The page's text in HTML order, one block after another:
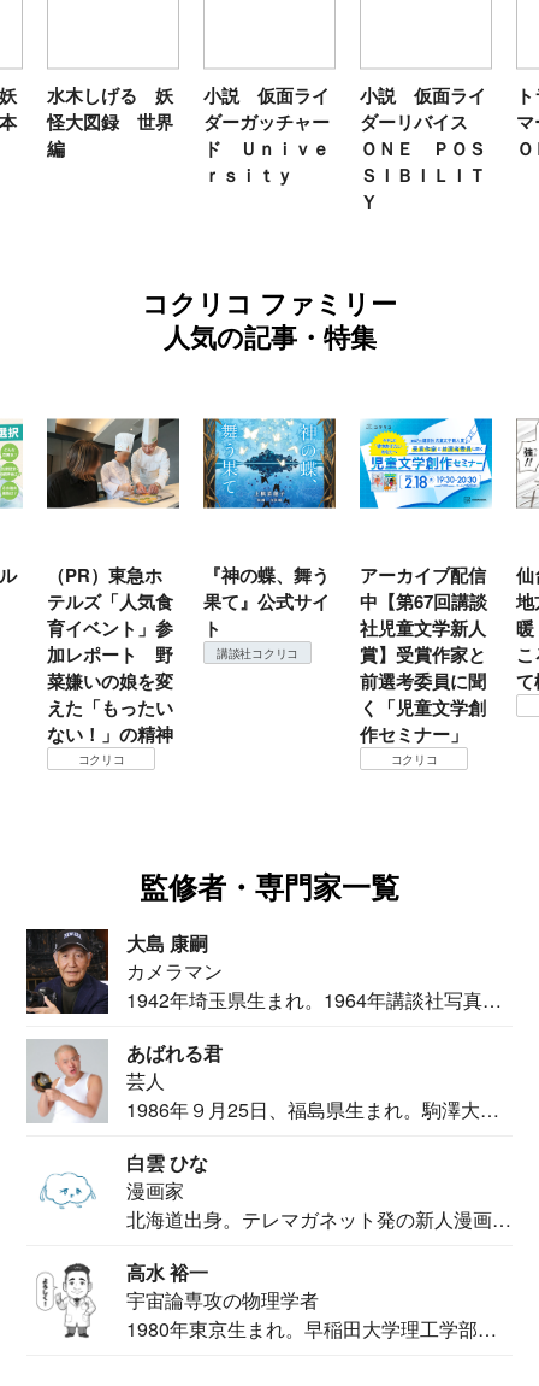
水木しげる 妖
怪大図録 世界
編
小説 仮面ライ
ダーガッチャー
ド Ｕｎｉｖｅ
ｒｓｉｔｙ
小説 仮面ライ
ダーリバイス
ＯＮＥ ＰＯＳ
ＳＩＢＩＬＩＴ
Ｙ
コクリコ ファミリー
人気の記事・特集
（PR）東急ホ
テルズ「人気食
育イベント」参
加レポート 野
菜嫌いの娘を変
えた「もったい
ない！」の精神
コクリコ
『神の蝶、舞う
果て』公式サイ
ト
講談社コクリコ
アーカイブ配信
中【第67回講談
社児童文学新人
賞】受賞作家と
前選考委員に聞
く「児童文学創
作セミナー」
コクリコ
仙
地
て
監修者・専門家一覧
大島 康嗣
カメラマン
1942年埼玉県生まれ。1964年講談社写真部
あばれる君
芸人
1986年９月25日、福島県生まれ。駒澤大学
白雲 ひな
漫画家
北海道出身。テレマガネット発の新人漫画
高水 裕一
宇宙論専攻の物理学者
1980年東京生まれ。早稲田大学理工学部物